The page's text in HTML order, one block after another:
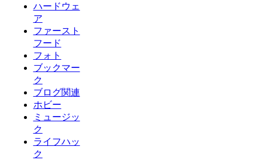
ハードウェ
ア
ファースト
フード
フォト
ブックマー
ク
ブログ関連
ホビー
ミュージッ
ク
ライフハッ
ク